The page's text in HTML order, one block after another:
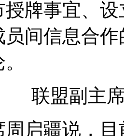
授牌事宜、
间信息合
联盟副主
启疆说，